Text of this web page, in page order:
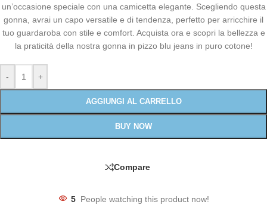
un’occasione speciale con una camicetta elegante. Scegliendo questa
gonna, avrai un capo versatile e di tendenza, perfetto per arricchire il
tuo guardaroba con stile e comfort. Acquista ora e scopri la bellezza e
la praticità della nostra gonna in pizzo blu jeans in puro cotone!
- +
AGGIUNGI AL CARRELLO
BUY NOW
Compare
5 People watching this product now!